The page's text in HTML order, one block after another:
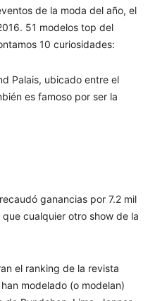
de la moda del año, el
51 modelos top del
10 curiosidades:
Palais, ubicado entre el
es famoso por ser la
ganancias por 7.2 mil
cualquier otro show de la
el ranking de la revista
modelado (o modelan)